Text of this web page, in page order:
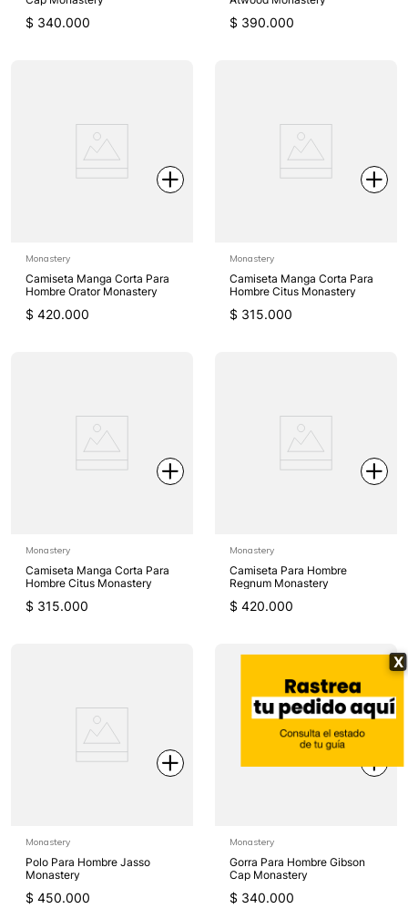
X
$ 340.000 $ 390.000
Monastery
Camiseta Manga Corta Para
Hombre Orator Monastery
$ 420.000
Monastery
Camiseta Manga Corta Para
Hombre Citus Monastery
$ 315.000
Monastery
Camiseta Manga Corta Para
Hombre Citus Monastery
$ 315.000
Monastery
Camiseta Para Hombre
Regnum Monastery
$ 420.000
Monastery
Polo Para Hombre Jasso
Monastery
$ 450.000
Monastery
Gorra Para Hombre Gibson
Cap Monastery
$ 340.000